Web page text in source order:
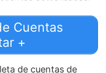
Cuentas
+
de cuentas de